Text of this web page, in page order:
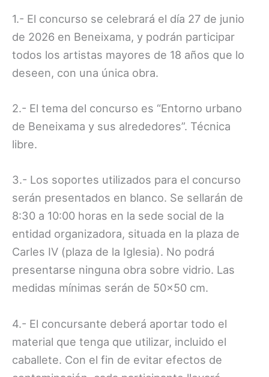
1.- El concurso se celebrará el día 27 de junio
de 2026 en Beneixama, y podrán participar
todos los artistas mayores de 18 años que lo
deseen, con una única obra.
2.- El tema del concurso es “Entorno urbano
de Beneixama y sus alrededores”. Técnica
libre.
3.- Los soportes utilizados para el concurso
serán presentados en blanco. Se sellarán de
8:30 a 10:00 horas en la sede social de la
entidad organizadora, situada en la plaza de
Carles IV (plaza de la Iglesia). No podrá
presentarse ninguna obra sobre vidrio. Las
medidas mínimas serán de 50×50 cm.
4.- El concursante deberá aportar todo el
material que tenga que utilizar, incluido el
caballete. Con el fin de evitar efectos de